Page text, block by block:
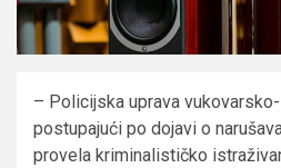
– Policijska uprava
postupajući po dojavi o
provela kriminalističko